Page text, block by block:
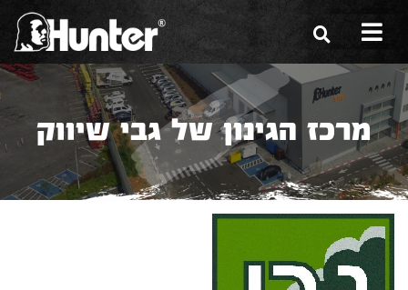
הסיפור שלנו
הכלים שלנו
תערוכות
משווקים
מרכז הגינון של גבי שיווק